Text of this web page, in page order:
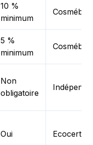
10 %
minimum
Cosmébio
5 %
minimum
Cosmébio
Non
obligatoire
Oui Ecocert